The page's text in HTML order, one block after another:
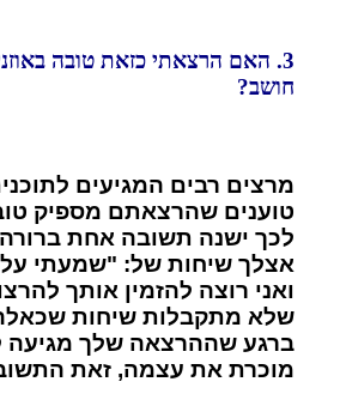
3. האם הרצאתי כזאת טובה
חושב?
מרצים רבים המגיעים
טוענים שהרצאתם מספיק
לכך ישנה תשובה אחת
אצלך שיחות של: "שמעתי
ואני רוצה להזמין אותך
שלא מתקבלות שיחות
ברגע שההרצאה שלך מגיעה
מוכרת את עצמה, זאת